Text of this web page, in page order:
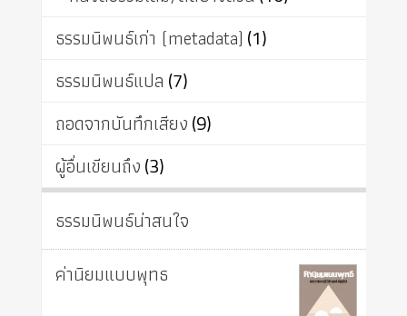
ธรรมนิพนธ์เก่า (metadata) (1)
ธรรมนิพนธ์แปล (7)
ถอดจากบันทึกเสียง(9)
ผู้อื่นเขียนถึง(3)
ธรรมนิพนธ์น่าสนใจ
ค่านิยมแบบพุทธ